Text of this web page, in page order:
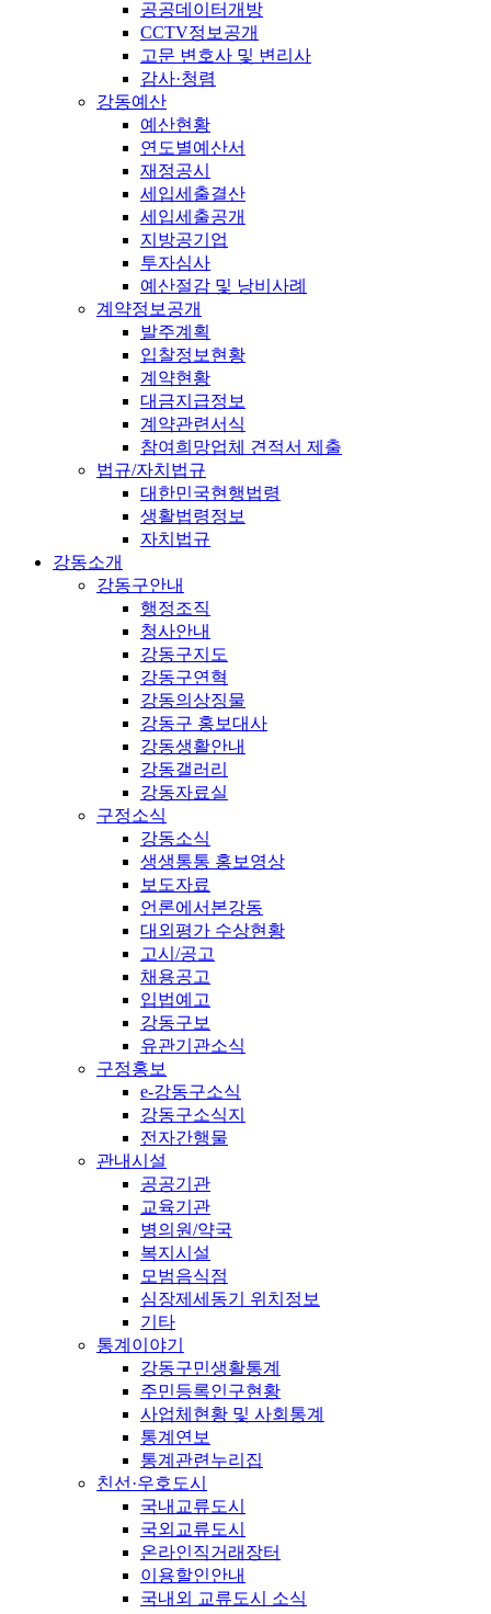
공공데이터개방
CCTV정보공개
고문 변호사 및 변리사
감사·청렴
강동예산
예산현황
연도별예산서
재정공시
세입세출결산
세입세출공개
지방공기업
투자심사
예산절감 및 낭비사례
계약정보공개
발주계획
입찰정보현황
계약현황
대금지급정보
계약관련서식
참여희망업체 견적서 제출
법규/자치법규
대한민국현행법령
생활법령정보
자치법규
강동소개
강동구안내
행정조직
청사안내
강동구지도
강동구연혁
강동의상징물
강동구 홍보대사
강동생활안내
강동갤러리
강동자료실
구정소식
강동소식
생생통통 홍보영상
보도자료
언론에서본강동
대외평가 수상현황
고시/공고
채용공고
입법예고
강동구보
유관기관소식
구정홍보
e-강동구소식
강동구소식지
전자간행물
관내시설
공공기관
교육기관
병의원/약국
복지시설
모범음식점
심장제세동기 위치정보
기타
통계이야기
강동구민생활통계
주민등록인구현황
사업체현황 및 사회통계
통계연보
통계관련누리집
친선·우호도시
국내교류도시
국외교류도시
온라인직거래장터
이용할인안내
국내외 교류도시 소식